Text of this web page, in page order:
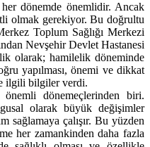
dönemde önemlidir. Ancak
olmak gerekiyor. Bu doğrultu
Toplum Sağlığı Merkezi
Nevşehir Devlet Hastanesi
olarak; hamilelik döneminde
yapılması, önemi ve dikkat
ilgili bilgiler verdi.
dönemeçlerinden biri.
olarak büyük değişimler
sağlamaya çalışır. Bu yüzden
her zamankinden daha fazla